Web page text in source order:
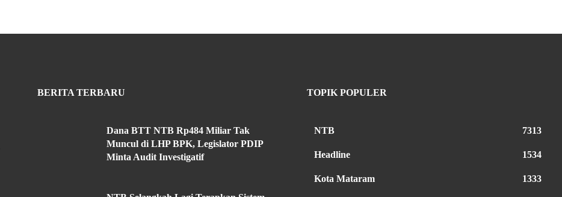
BERITA TERBARU
Dana BTT NTB Rp484 Miliar Tak
Muncul di LHP BPK, Legislator PDIP
Minta Audit Investigatif
TOPIK POPULER
NTB 7313
Headline 1534
Kota Mataram 1333